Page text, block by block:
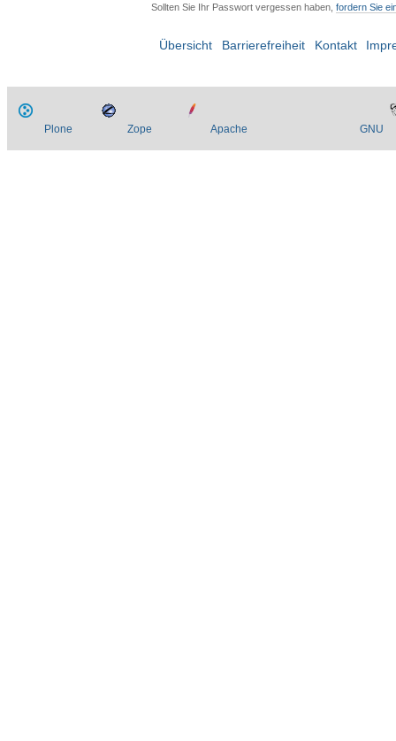
Sollten Sie Ihr Passwort vergessen haben, fordern Sie
Übersicht Barrierefreiheit Kontakt
Plone Zope Apache GNU